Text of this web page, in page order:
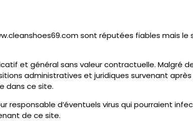
sont réputées fiables mais
et général sans valeur contractuelle. Malgré
administratives et juridiques survenant
dans ce site.
d’éventuels virus qui pourraient
de ce site.